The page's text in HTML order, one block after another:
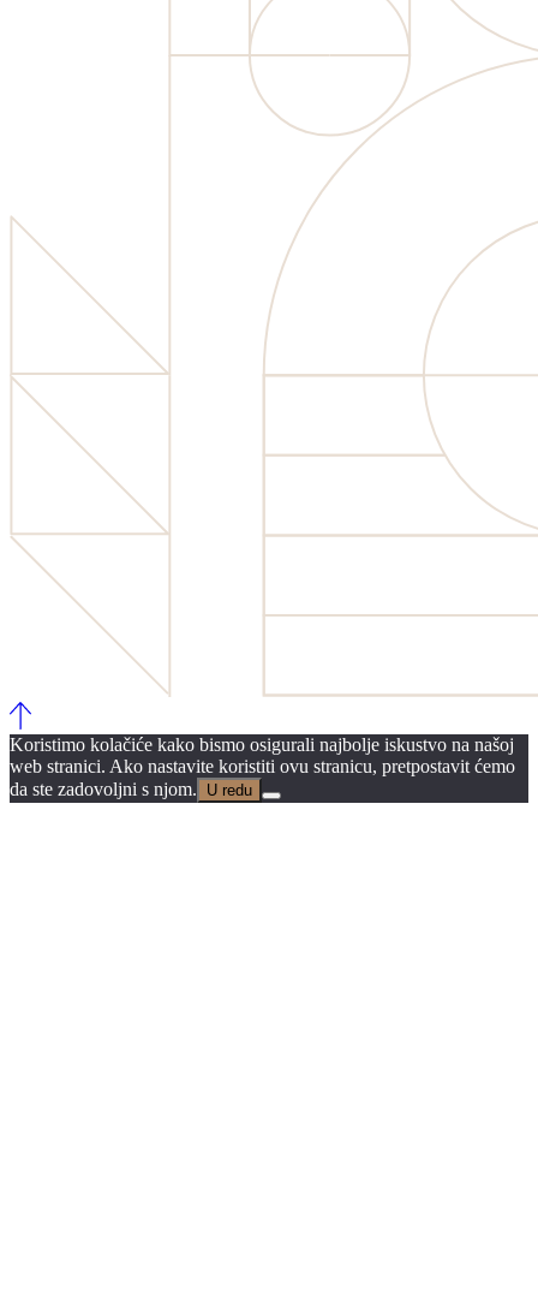
Koristimo kolačiće kako bismo osigurali najbolje iskustvo na našoj
web stranici. Ako nastavite koristiti ovu stranicu, pretpostavit ćemo
da ste zadovoljni s njom.
U redu